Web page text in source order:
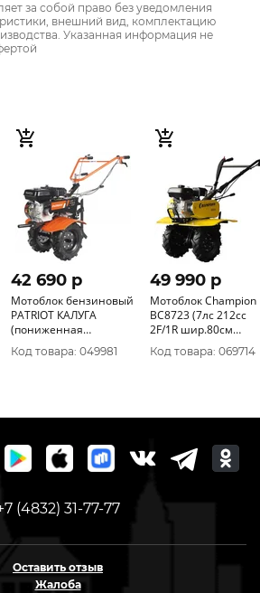
за собой право без уведомления
внешний вид, комплектацию
Указанная информация не
42 690 p
Мотоблок бензиновый
PATRIOT КАЛУГА
(пониженная
4вперед/2назад)
колеса P4.00-8D-1
Код товара: 049981
49 990 p
Мотоблок Champion
ВC8723 (7лс 212сс
2F/1R шир.80см
глуб.30см 3, 6л 75кг,
колеса), CHAMPION
Код товара: 069714
(4832) 31-77-77
Оставить отзыв
Жалоба